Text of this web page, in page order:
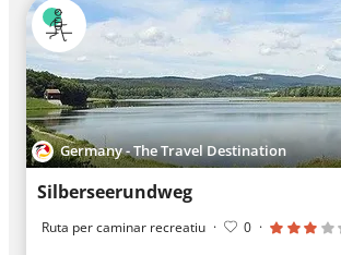
Germany - The Travel Destination
Silberseerundweg
Ruta per caminar recreatiu · 0 ·